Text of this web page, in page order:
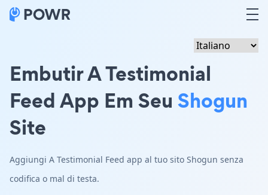
Embutir A Testimonial
Feed App Em Seu Shogun
Site
Aggiungi A Testimonial Feed app al tuo sito Shogun senza
codifica o mal di testa.